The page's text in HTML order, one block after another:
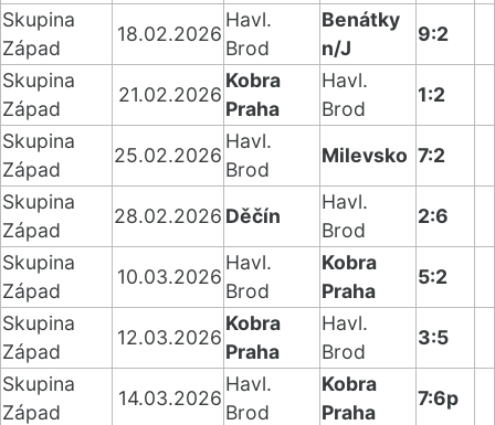
Skupina
Západ
18.02.2026
Havl.
Brod
Benátky
n/J
9:2
Skupina
Západ
21.02.2026
Kobra
Praha
Havl.
Brod
1:2
Skupina
Západ
25.02.2026
Havl.
Brod
Milevsko 7:2
Skupina
Západ
28.02.2026 Děčín
Havl.
Brod
2:6
Skupina
Západ
10.03.2026
Havl.
Brod
Kobra
Praha
5:2
Skupina
Západ
12.03.2026
Kobra
Praha
Havl.
Brod
3:5
Skupina
Západ
14.03.2026
Havl.
Brod
Kobra
Praha
7:6p